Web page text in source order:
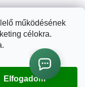
működésének
célokra.
Elfogadom
jog fenntartva.Süti